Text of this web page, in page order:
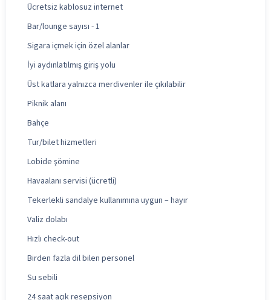
Ücretsiz kablosuz internet
Bar/lounge sayısı - 1
Sigara içmek için özel alanlar
İyi aydınlatılmış giriş yolu
Üst katlara yalnızca merdivenler ile çıkılabilir
Piknik alanı
Bahçe
Tur/bilet hizmetleri
Lobide şömine
Havaalanı servisi (ücretli)
Tekerlekli sandalye kullanımına uygun – hayır
Valiz dolabı
Hızlı check-out
Birden fazla dil bilen personel
Su sebili
24 saat açık resepsiyon